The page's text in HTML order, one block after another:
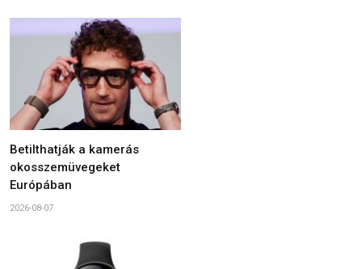
Betilthatják a kamerás
okosszemüvegeket
Európában
2026-08-07